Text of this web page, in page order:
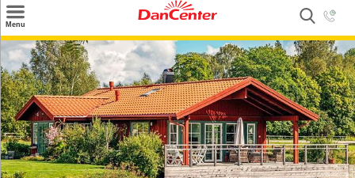
Menu
Zoeken
Inspiratie
Informatie over
Service
Kontakt